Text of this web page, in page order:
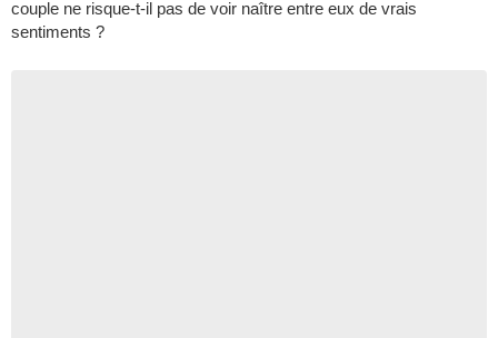
couple ne risque-t-il pas de voir naître entre eux de vrais
sentiments ?